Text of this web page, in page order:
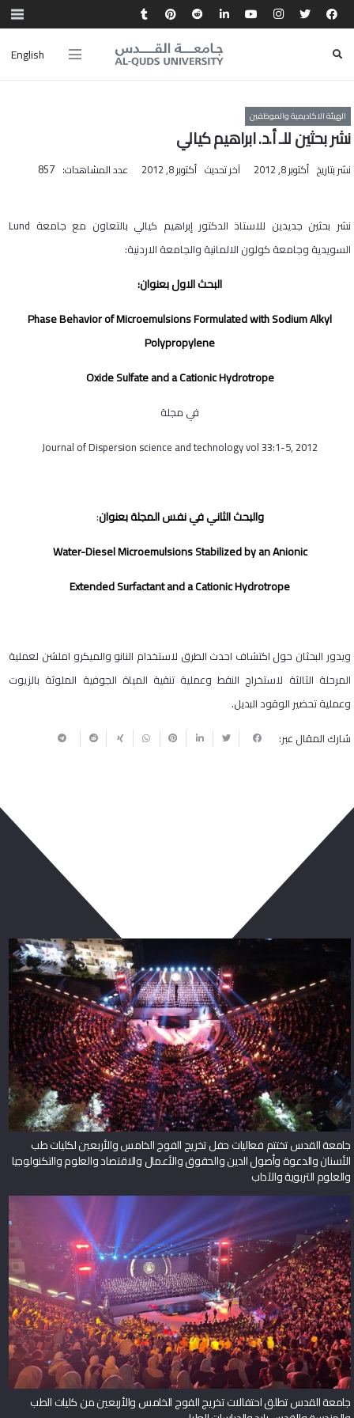
English
الهيئة الاكاديمية والموظفين
نشر بحثين للـ أ.د. ابراهيم كيالي
نشر بتاريخ أكتوبر 8, 2012 آخر تحديث أكتوبر 8, 2012 عدد المشاهدات: 857
نشر بحثين جديدين للاستاذ الدكتور إبراهيم كيالي بالتعاون مع جامعة Lund
السويدية وجامعة كولون الالمانية والجامعة الاردنية:
البحث الاول بعنوان:
Phase Behavior of Microemulsions Formulated with Sodium Alkyl
Polypropylene
Oxide Sulfate and a Cationic Hydrotrope
في مجلة
Journal of Dispersion science and technology vol 33:1-5, 2012
والبحث الثاني في نفس المجلة بعنوان:
Water-Diesel Microemulsions Stabilized by an Anionic
Extended Surfactant and a Cationic Hydrotrope
ويدور البحثان حول اكتشاف احدث الطرق لاستخدام النانو والميكرو املشن لعملية
المرحلة الثالثة لاستخراج النقط وعملية تنقية المياة الجوفية الملوثة بالزيوت
وعملية تحضير الوقود البديل.
شارك المقال عبر:
جامعة القدس تختتم فعاليات حفل تخريج الفوج الخامس والأربعين لكليات طب
الأسنان والدعوة وأصول الدين والحقوق والأعمال والاقتصاد والعلوم والتكنولوجيا
والعلوم التربوية والآداب
جامعة القدس تطلق احتفالات تخريج الفوج الخامس والأربعين من كليات الطب